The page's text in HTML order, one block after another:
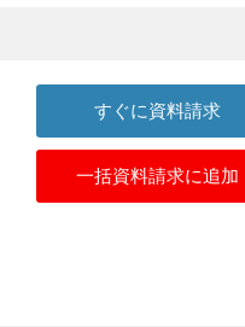
すぐに資料請求
一括資料請求に追加